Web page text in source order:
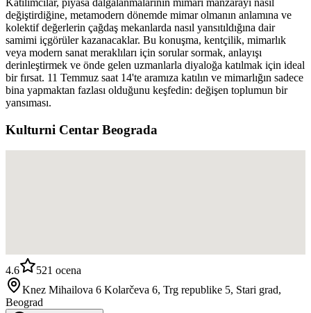
değiştirdiğine, metamodern dönemde mimar olmanın anlamına ve
kolektif değerlerin çağdaş mekanlarda nasıl yansıtıldığına dair
samimi içgörüler kazanacaklar. Bu konuşma, kentçilik, mimarlık
veya modern sanat meraklıları için sorular sormak, anlayışı
derinleştirmek ve önde gelen uzmanlarla diyaloğa katılmak için ideal
bir fırsat. 11 Temmuz saat 14'te aramıza katılın ve mimarlığın sadece
bina yapmaktan fazlası olduğunu keşfedin: değişen toplumun bir
yansıması.
Kulturni Centar Beograda
4.6 521 ocena
Knez Mihailova 6 Kolarčeva 6, Trg republike 5, Stari grad,
Beograd